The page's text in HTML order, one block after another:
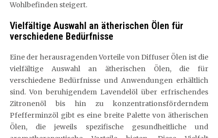
Wohlbefinden steigert.
Vielfältige Auswahl an ätherischen Ölen für
verschiedene Bedürfnisse
Eine der herausragenden Vorteile von Diffuser Ölen ist die
vielfältige Auswahl an ätherischen Ölen, die für
verschiedene Bedürfnisse und Anwendungen erhältlich
sind. Von beruhigendem Lavendelöl über erfrischendes
Zitronenöl bis hin zu konzentrationsförderndem
Pfefferminzöl gibt es eine breite Palette von ätherischen
Ölen, die jeweils spezifische gesundheitliche und